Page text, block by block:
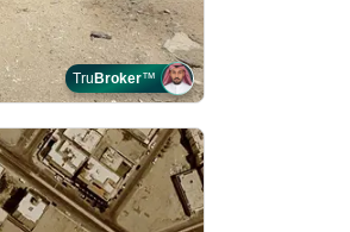
TruBroker™